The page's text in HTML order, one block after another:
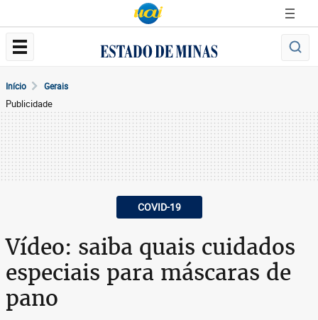
Início Gerais
Publicidade
COVID-19
Vídeo: saiba quais cuidados
especiais para máscaras de
pano